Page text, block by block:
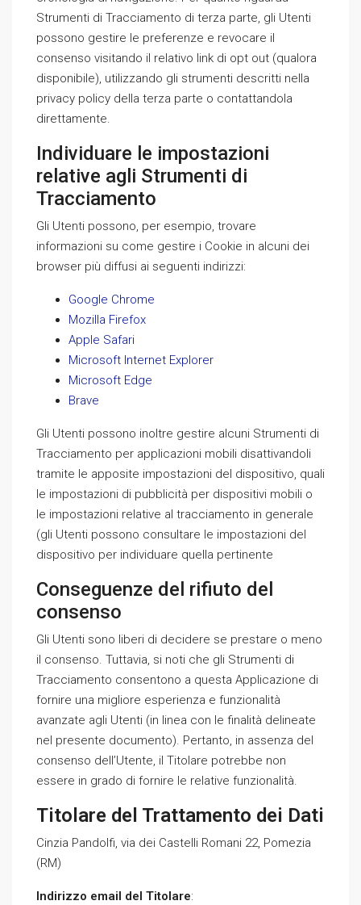
Strumenti di Tracciamento di terza parte, gli Utenti
possono gestire le preferenze e revocare il
consenso visitando il relativo link di opt out (qualora
disponibile), utilizzando gli strumenti descritti nella
privacy policy della terza parte o contattandola
direttamente.
Individuare le impostazioni
relative agli Strumenti di
Tracciamento
Gli Utenti possono, per esempio, trovare
informazioni su come gestire i Cookie in alcuni dei
browser più diffusi ai seguenti indirizzi:
Google Chrome
Mozilla Firefox
Apple Safari
Microsoft Internet Explorer
Microsoft Edge
Brave
Gli Utenti possono inoltre gestire alcuni Strumenti di
Tracciamento per applicazioni mobili disattivandoli
tramite le apposite impostazioni del dispositivo, quali
le impostazioni di pubblicità per dispositivi mobili o
le impostazioni relative al tracciamento in generale
(gli Utenti possono consultare le impostazioni del
dispositivo per individuare quella pertinente
Conseguenze del rifiuto del
consenso
Gli Utenti sono liberi di decidere se prestare o meno
il consenso. Tuttavia, si noti che gli Strumenti di
Tracciamento consentono a questa Applicazione di
fornire una migliore esperienza e funzionalità
avanzate agli Utenti (in linea con le finalità delineate
nel presente documento). Pertanto, in assenza del
consenso dell’Utente, il Titolare potrebbe non
essere in grado di fornire le relative funzionalità.
Titolare del Trattamento dei Dati
Cinzia Pandolfi, via dei Castelli Romani 22, Pomezia
(RM)
Indirizzo email del Titolare: